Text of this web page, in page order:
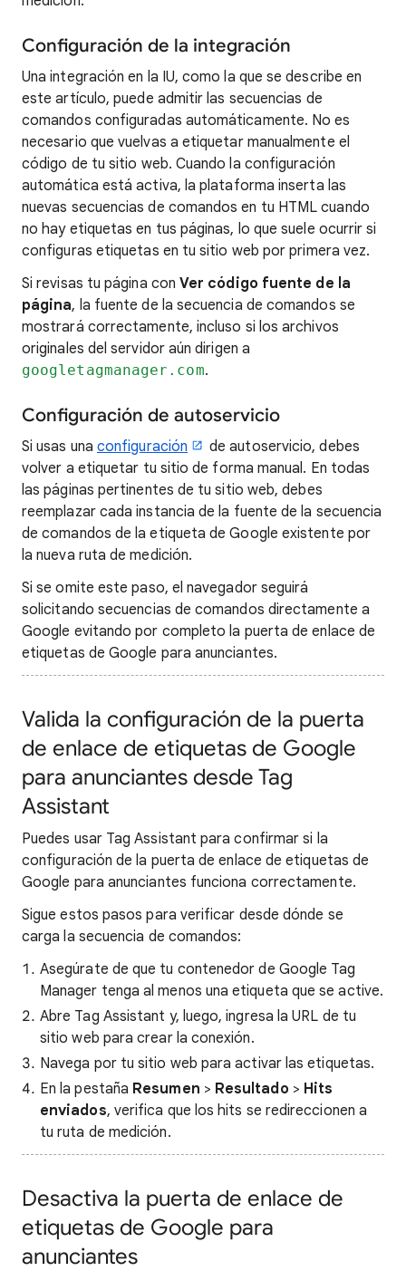
Configuración de la integración
Una integración en la IU, como la que se describe en
este artículo, puede admitir las secuencias de
comandos configuradas automáticamente. No es
necesario que vuelvas a etiquetar manualmente el
código de tu sitio web. Cuando la configuración
automática está activa, la plataforma inserta las
nuevas secuencias de comandos en tu HTML cuando
no hay etiquetas en tus páginas, lo que suele ocurrir si
configuras etiquetas en tu sitio web por primera vez.
Si revisas tu página con Ver código fuente de la
página, la fuente de la secuencia de comandos se
mostrará correctamente, incluso si los archivos
originales del servidor aún dirigen a
googletagmanager.com.
Configuración de autoservicio
Si usas una configuración
de autoservicio, debes
volver a etiquetar tu sitio de forma manual. En todas
las páginas pertinentes de tu sitio web, debes
reemplazar cada instancia de la fuente de la secuencia
de comandos de la etiqueta de Google existente por
la nueva ruta de medición.
Si se omite este paso, el navegador seguirá
solicitando secuencias de comandos directamente a
Google evitando por completo la puerta de enlace de
etiquetas de Google para anunciantes.
Valida la configuración de la puerta
de enlace de etiquetas de Google
para anunciantes desde Tag
Assistant
Puedes usar Tag Assistant para confirmar si la
configuración de la puerta de enlace de etiquetas de
Google para anunciantes funciona correctamente.
Sigue estos pasos para verificar desde dónde se
carga la secuencia de comandos:
Asegúrate de que tu contenedor de Google Tag
Manager tenga al menos una etiqueta que se active.
Abre Tag Assistant y, luego, ingresa la URL de tu
sitio web para crear la conexión.
Navega por tu sitio web para activar las etiquetas.
En la pestaña Resumen > Resultado > Hits
enviados, verifica que los hits se redireccionen a
tu ruta de medición.
Desactiva la puerta de enlace de
etiquetas de Google para
anunciantes